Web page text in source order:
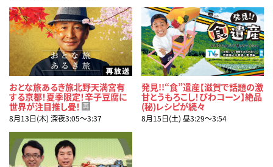
おとな旅あるき旅北野天満宮有
する京都！夏季限定！辛子豆腐に
世界が注目推し畳！ 再
8月13日(木) 深夜3:05〜3:37
発見!!“食”遺産【滋賀で話題の激
甘とうもろこし！びわコーン】絶品
(秘)レシピが続々
8月15日(土) 昼3:29〜3:54